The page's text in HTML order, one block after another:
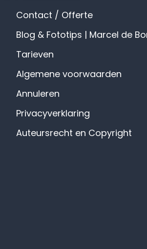
Contact / Offerte
Blog & Fototips | Marcel de
Tarieven
Algemene voorwaarden
Annuleren
Privacyverklaring
Auteursrecht en Copyright